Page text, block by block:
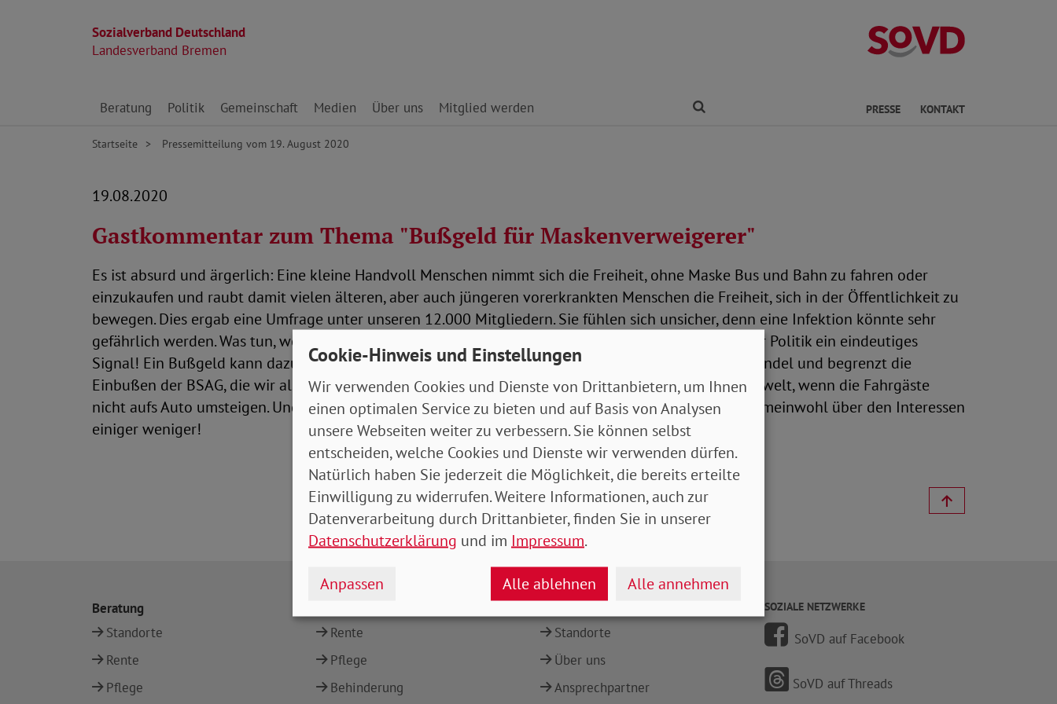
Sozialverband Deutschland
Landesverband Bremen
Landesverband
Direkt zu den Inhalten springen
Beratung Politik Gemeinschaft Medien Über uns Mitglied werden PRESSE KONTAKT
Startseite Pressemitteilung vom 19. August 2020
19.08.2020
Gastkommentar zum Thema "Bußgeld für Maskenverweigerer"
Es ist absurd und ärgerlich: Eine kleine Handvoll Menschen nimmt sich die Freiheit, ohne Maske Bus und Bahn zu fahren oder
einzukaufen und raubt damit vielen älteren, aber auch jüngeren vorerkrankten Menschen die Freiheit, sich in der Öffentlichkeit zu
bewegen. Dies ergab eine Umfrage unter unseren 12.000 Mitgliedern. Sie fühlen sich unsicher, denn eine Infektion könnte sehr
gefährlich werden. Was tun, wenn Appelle an die Vernunft nicht ausreichen? Dann braucht es von der Politik ein eindeutiges
Signal! Ein Bußgeld kann dazu beitragen, dass Verweigerer draußen bleiben. Das stärkt den Einzelhandel und begrenzt die
Einbußen der BSAG, die wir als Steuerzahler später begleichen müssen. Außerdem schützt es die Umwelt, wenn die Fahrgäste
nicht aufs Auto umsteigen. Und es macht eins unmissverständlich klar: In Corona-Zeiten steht das Gemeinwohl über den Interessen
einiger weniger!
Beratung
Standorte
Rente
Pflege
Rente
Pflege
Behinderung
Standorte
Über uns
Ansprechpartner
SOZIALE NETZWERKE
SoVD auf Facebook
SoVD auf Threads
Cookie-Hinweis und Einstellungen
Wir verwenden Cookies und Dienste von Drittanbietern, um Ihnen
einen optimalen Service zu bieten und auf Basis von Analysen
unsere Webseiten weiter zu verbessern. Sie können selbst
entscheiden, welche Cookies und Dienste wir verwenden dürfen.
Natürlich haben Sie jederzeit die Möglichkeit, die bereits erteilte
Einwilligung zu widerrufen. Weitere Informationen, auch zur
Datenverarbeitung durch Drittanbieter, finden Sie in unserer
Datenschutzerklärung und im Impressum.
Anpassen Alle ablehnen Alle annehmen